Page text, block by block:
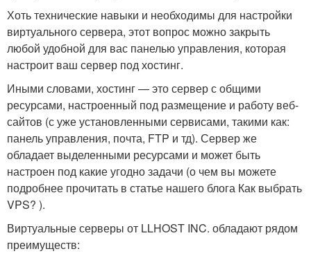
Хоть технические навыки и необходимы для настройки
виртуального сервера, этот вопрос можно закрыть
любой удобной для вас панелью управления, которая
настроит ваш сервер под хостинг.
Иными словами, хостинг — это сервер с общими
ресурсами, настроенный под размещение и работу веб-
сайтов (с уже установленными сервисами, такими как:
панель управления, почта, FTP и тд). Сервер же
обладает выделенными ресурсами и может быть
настроен под какие угодно задачи (о чем вы можете
подробнее прочитать в статье нашего блога Как выбрать
VPS? ).
Виртуальные серверы от LLHOST INC. обладают рядом
преимуществ: